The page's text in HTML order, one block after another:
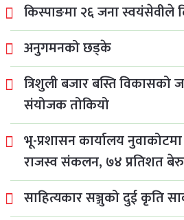
किस्पाङमा २६ जना स्वयंसेवीले
अनुगमनको छड्के
त्रिशुली बजार बस्ति विकासको
संयोजक तोकियो
भू-प्रशासन कार्यालय
राजस्व संकलन, ७४ प्रतिशत
साहित्यकार सञ्जुको दुई कृति